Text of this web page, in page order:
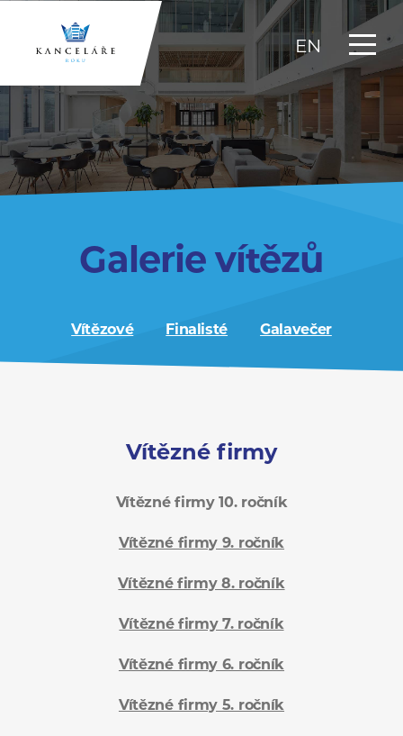
EN
Galerie vítězů
Vítězové Finalisté Galavečer
Vítězné firmy
Vítězné firmy 10. ročník
Vítězné firmy 9. ročník
Vítězné firmy 8. ročník
Vítězné firmy 7. ročník
Vítězné firmy 6. ročník
Vítězné firmy 5. ročník